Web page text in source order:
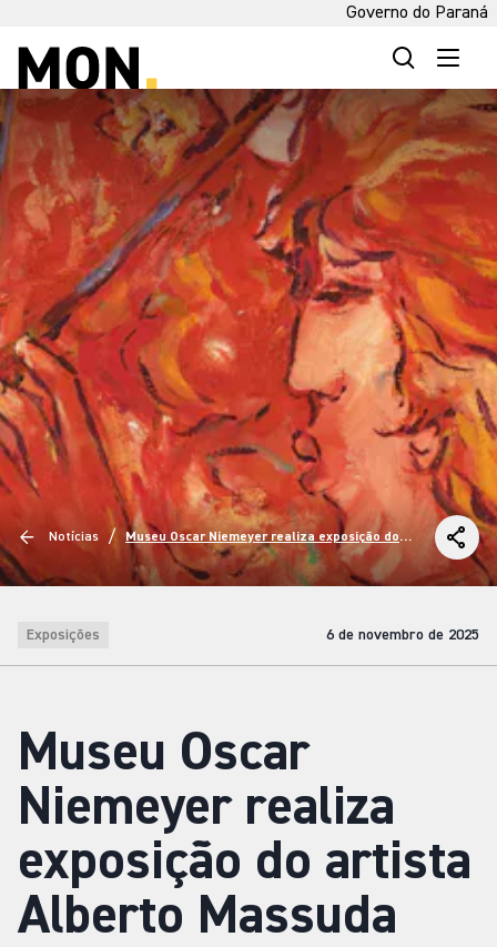
Governo do Paraná
Notícias /
Museu Oscar Niemeyer realiza exposição do
artista Alberto Massuda
Exposições 6 de novembro de 2025
Museu Oscar
Niemeyer realiza
exposição do artista
Alberto Massuda